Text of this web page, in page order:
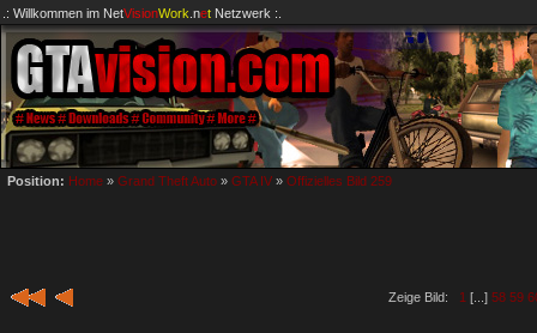
.: Willkommen im NetVisionWork .netNetzwerk :.
Position: Home » Grand Theft Auto » GTA IV » Offizielles Bild 259
Zeige Bild: 1 [...] 58 59